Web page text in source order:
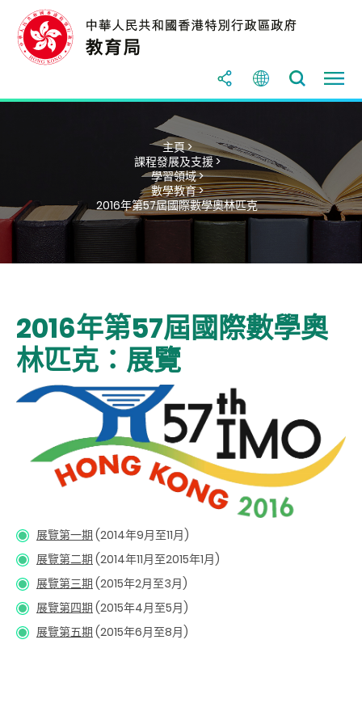
主頁 >
課程發展及支援 >
學習領域 >
數學教育 >
2016年第57屆國際數學奧林匹克
2016年第57屆國際數學奧
林匹克：展覽
展覽第一期 (2014年9月至11月)
展覽第二期 (2014年11月至2015年1月)
展覽第三期 (2015年2月至3月)
展覽第四期 (2015年4月至5月)
展覽第五期 (2015年6月至8月)